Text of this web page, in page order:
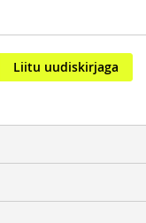
Liitu uudiskirjaga